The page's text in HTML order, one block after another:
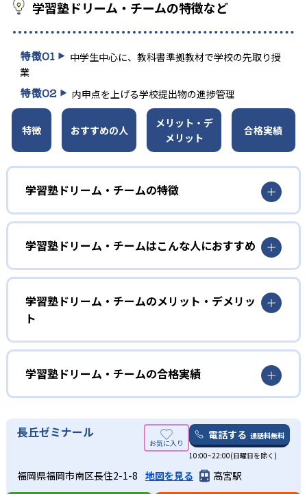
学習塾ドリーム・チームの特徴など
特徴01
中学生中心に、教科書準拠教材で学校の先取り授
業
特徴02 内申点を上げる学校提出物の進捗管理
特徴 おすすめの人
メリット・デ
メリット
合格実績
学習塾ドリーム・チームの特徴
学習塾ドリーム・チームは中学生をメーンターゲットにし
ており、各教室は１つの中学校区に特化している。学校の
教科書に準拠した教材を使用して、学校の授業を先取り学
習する。提出物チェックやテスト対策にも力を入れてい
る。学校で出された課題やテキストに合わせた指導を受け
ることが可能。
学習塾ドリーム・チームはこんな人におすすめ
中学部では、学校の定期テスト前には、全問正解でないと
次に進めない「理社マラソン」や、テスト当日朝7時から最
終チェックをする「モーニングスクール」などを実施。提
出物やテストの対策など、学校の成績に直結する授業を受
学習塾ドリーム・チームのメリット・デメリッ
ト
どんなメリットがある？
授業で出された課題のサポートなど、通っている中学校に
合わせた対策をしてくれるので、内申アップや評定アップ
を狙いやすい。
どんなデメリットがある？
地元対応のため対象の学校が限定される。
学習塾ドリーム・チームの合格実績
学習塾ドリーム・チームは、公式サイトにて合格実績を公
長丘ゼミナール 電話する 通話料無料
10:00~22:00(日曜日を除く)
福岡県福岡市南区長住2-1-8 地図を見る 高宮駅